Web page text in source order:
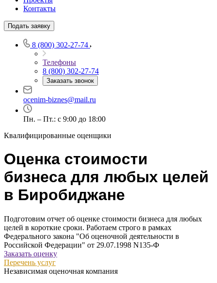
Контакты
Подать заявку
8 (800) 302-27-74
Телефоны
8 (800) 302-27-74
Заказать звонок
ocenim-biznes@mail.ru
Пн. – Пт.: с 9:00 до 18:00
Квалифицированные оценщики
Оценка стоимости
бизнеса для любых целей
в Биробиджане
Подготовим отчет об оценке стоимости бизнеса для любых
целей в короткие сроки. Работаем строго в рамках
Федерального закона "Об оценочной деятельности в
Российской Федерации" от 29.07.1998 N135-Ф
Заказать оценку
Перечень услуг
Независимая оценочная компания
Выберите ваш город
Например:
Абдулино
Азов
Алушта
Альметьевск
Анапа
Анжеро-Судженск
Апрелевка
Арамиль
Арзамас
Архангельск
Асбест
Асино